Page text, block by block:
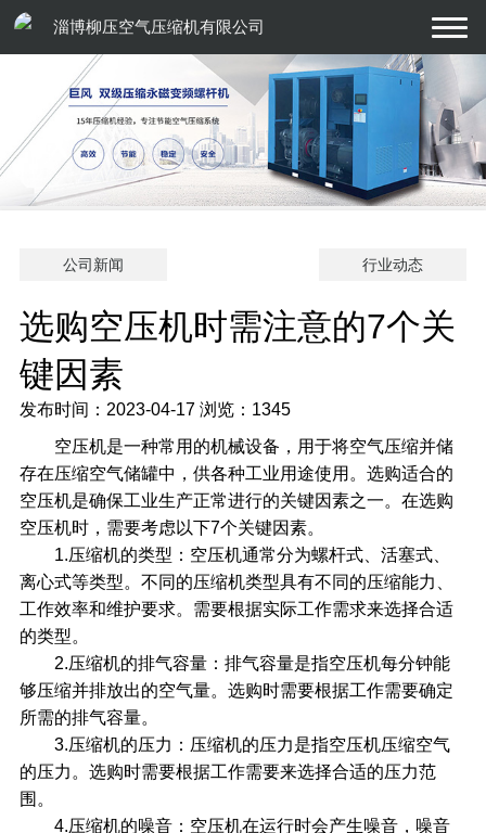
淄博柳压空气压缩机有限公司
公司新闻 行业动态
选购空压机时需注意的7个关
键因素
发布时间：2023-04-17 浏览：1345
空压机是一种常用的机械设备，用于将空气压缩并储
存在压缩空气储罐中，供各种工业用途使用。选购适合的
空压机是确保工业生产正常进行的关键因素之一。在选购
空压机时，需要考虑以下7个关键因素。
1.压缩机的类型：空压机通常分为螺杆式、活塞式、
离心式等类型。不同的压缩机类型具有不同的压缩能力、
工作效率和维护要求。需要根据实际工作需求来选择合适
的类型。
2.压缩机的排气容量：排气容量是指空压机每分钟能
够压缩并排放出的空气量。选购时需要根据工作需要确定
所需的排气容量。
3.压缩机的压力：压缩机的压力是指空压机压缩空气
的压力。选购时需要根据工作需要来选择合适的压力范
围。
4.压缩机的噪音：空压机在运行时会产生噪音，噪音